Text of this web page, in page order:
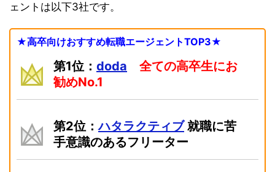
ェントは以下3社です。
★高卒向けおすすめ転職エージェントTOP3★
第1位： doda
全ての高卒生にお
勧めNo.1
第2位：ハタラクティブ就職に苦
手意識のあるフリーター